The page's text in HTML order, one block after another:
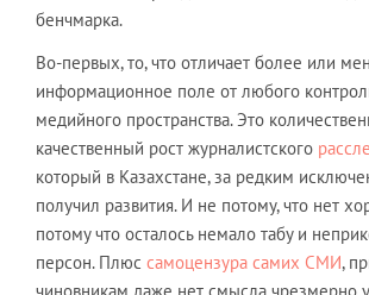
бенчмарка.
Во-первых, то, что отличает более или
информационное поле от любого
медийного пространства. Это
качественный рост журналистского
который в Казахстане, за редким
получил развития. И не потому, что нет
потому что осталось немало табу и
персон. Плюс самоцензура самих СМИ,